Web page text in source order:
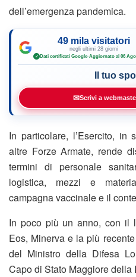
dell’emergenza pandemica.
49 mila visitatori
negli ultimi 28 giorni
✓ Dati certificati Google·Aggiornato al 06
Il tuo
✉Scrivi a
In particolare, l’Esercito, in
altre Forze Armate, rende
termini di personale
logistica, mezzi e
campagna vaccinale e il
In poco più un anno, con il
Eos, Minerva e la più
del Ministro della Difesa
Capo di Stato Maggiore